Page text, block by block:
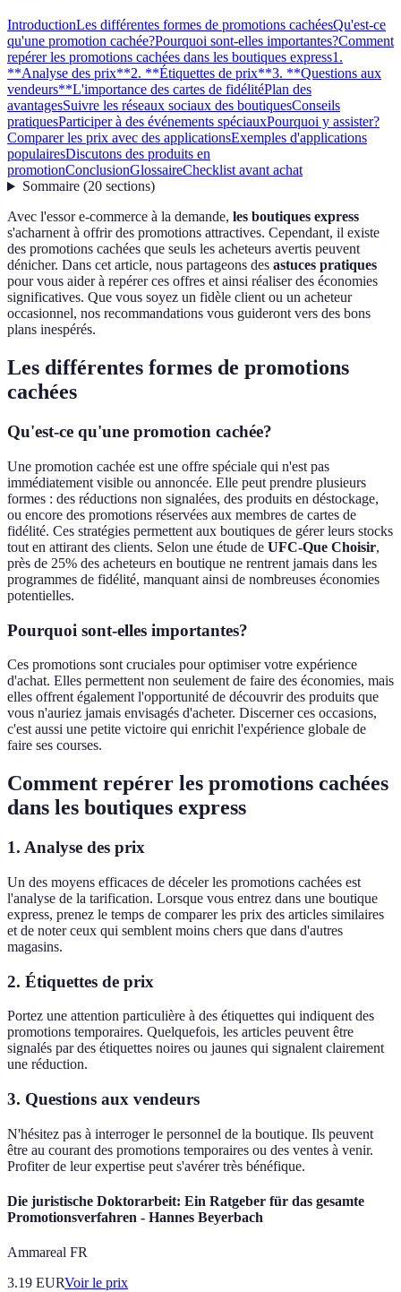
IntroductionLes différentes formes de promotions cachéesQu'est-ce
qu'une promotion cachée?Pourquoi sont-elles importantes?Comment
repérer les promotions cachées dans les boutiques express1.
**Analyse des prix**2. **Étiquettes de prix**3. **Questions aux
vendeurs**L'importance des cartes de fidélitéPlan des
avantagesSuivre les réseaux sociaux des boutiquesConseils
pratiquesParticiper à des événements spéciauxPourquoi y assister?
Comparer les prix avec des applicationsExemples d'applications
populairesDiscutons des produits en
promotionConclusionGlossaireChecklist avant achat
Sommaire(20 sections)
Avec l'essor e-commerce à la demande, les boutiques express
s'acharnent à offrir des promotions attractives. Cependant, il existe
des promotions cachées que seuls les acheteurs avertis peuvent
dénicher. Dans cet article, nous partageons des astuces pratiques
pour vous aider à repérer ces offres et ainsi réaliser des économies
significatives. Que vous soyez un fidèle client ou un acheteur
occasionnel, nos recommandations vous guideront vers des bons
plans inespérés.
Les différentes formes de promotions
cachées
Qu'est-ce qu'une promotion cachée?
Une promotion cachée est une offre spéciale qui n'est pas
immédiatement visible ou annoncée. Elle peut prendre plusieurs
formes : des réductions non signalées, des produits en déstockage,
ou encore des promotions réservées aux membres de cartes de
fidélité. Ces stratégies permettent aux boutiques de gérer leurs stocks
tout en attirant des clients. Selon une étude de UFC-Que Choisir,
près de 25% des acheteurs en boutique ne rentrent jamais dans les
programmes de fidélité, manquant ainsi de nombreuses économies
potentielles.
Pourquoi sont-elles importantes?
Ces promotions sont cruciales pour optimiser votre expérience
d'achat. Elles permettent non seulement de faire des économies, mais
elles offrent également l'opportunité de découvrir des produits que
vous n'auriez jamais envisagés d'acheter. Discerner ces occasions,
c'est aussi une petite victoire qui enrichit l'expérience globale de
faire ses courses.
Comment repérer les promotions cachées
dans les boutiques express
1. Analyse des prix
Un des moyens efficaces de déceler les promotions cachées est
l'analyse de la tarification. Lorsque vous entrez dans une boutique
express, prenez le temps de comparer les prix des articles similaires
et de noter ceux qui semblent moins chers que dans d'autres
magasins.
2. Étiquettes de prix
Portez une attention particulière à des étiquettes qui indiquent des
promotions temporaires. Quelquefois, les articles peuvent être
signalés par des étiquettes noires ou jaunes qui signalent clairement
une réduction.
3. Questions aux vendeurs
N'hésitez pas à interroger le personnel de la boutique. Ils peuvent
être au courant des promotions temporaires ou des ventes à venir.
Profiter de leur expertise peut s'avérer très bénéfique.
Die juristische Doktorarbeit: Ein Ratgeber für das gesamte
Promotionsverfahren - Hannes Beyerbach
Ammareal FR
3.19 EURVoir le prix